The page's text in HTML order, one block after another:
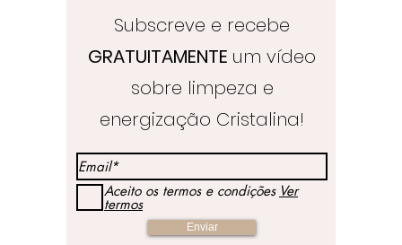
Subscreve e recebe
GRATUITAMENTE um vídeo
sobre limpeza e
energização Cristalina!
Aceito os termos e condições Ver
termos
Enviar